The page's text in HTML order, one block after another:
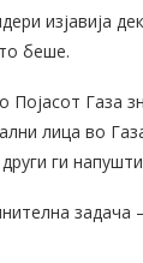
изјавија
беше.
Појасот Газа
лица во
ги
задача